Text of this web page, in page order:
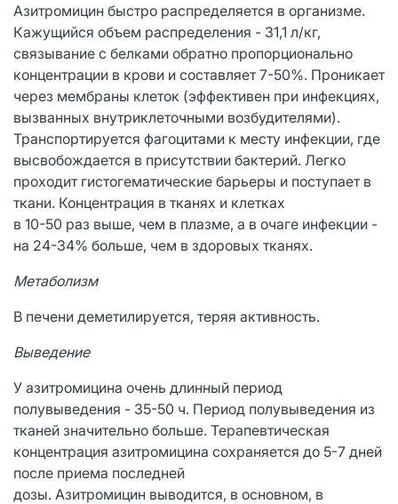
Азитромицин быстро распределяется в организме.
Кажущийся объем распределения - 31,1 л/кг,
связывание с белками обратно пропорционально
концентрации в крови и составляет 7-50%. Проникает
через мембраны клеток (эффективен при инфекциях,
вызванных внутриклеточными возбудителями).
Транспортируется фагоцитами к месту инфекции, где
высвобождается в присутствии бактерий. Легко
проходит гистогематические барьеры и поступает в
ткани. Концентрация в тканях и клетках
в 10-50 раз выше, чем в плазме, а в очаге инфекции -
на 24-34% больше, чем в здоровых тканях.
Метаболизм
В печени деметилируется, теряя активность.
Выведение
У азитромицина очень длинный период
полувыведения - 35-50 ч. Период полувыведения из
тканей значительно больше. Терапевтическая
концентрация азитромицина сохраняется до 5-7 дней
после приема последней
дозы. Азитромицин выводится, в основном, в